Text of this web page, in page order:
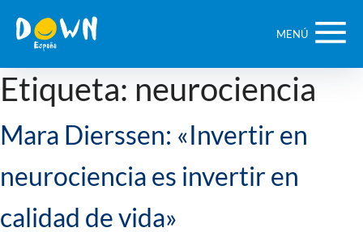
contenido
MENÚ
Etiqueta: neurociencia
Mara Dierssen: «Invertir en
neurociencia es invertir en
calidad de vida»